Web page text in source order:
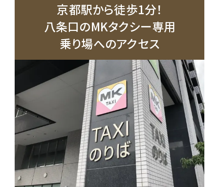
京都駅から徒歩1分！
八条口のMKタクシー専用
乗り場へのアクセス